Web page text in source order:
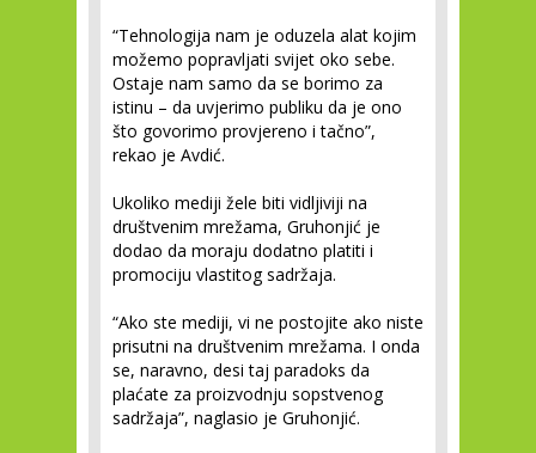
“Tehnologija nam je oduzela alat kojim
možemo popravljati svijet oko sebe.
Ostaje nam samo da se borimo za
istinu – da uvjerimo publiku da je ono
što govorimo provjereno i tačno”,
rekao je Avdić.
Ukoliko mediji žele biti vidljiviji na
društvenim mrežama, Gruhonjić je
dodao da moraju dodatno platiti i
promociju vlastitog sadržaja.
“Ako ste mediji, vi ne postojite ako niste
prisutni na društvenim mrežama. I onda
se, naravno, desi taj paradoks da
plaćate za proizvodnju sopstvenog
sadržaja”, naglasio je Gruhonjić.